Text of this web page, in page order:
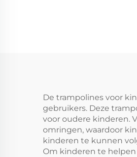
De trampolines voor
gebruikers. Deze
voor oudere kinderen.
omringen, waardoor
kinderen te kunnen
Om kinderen te